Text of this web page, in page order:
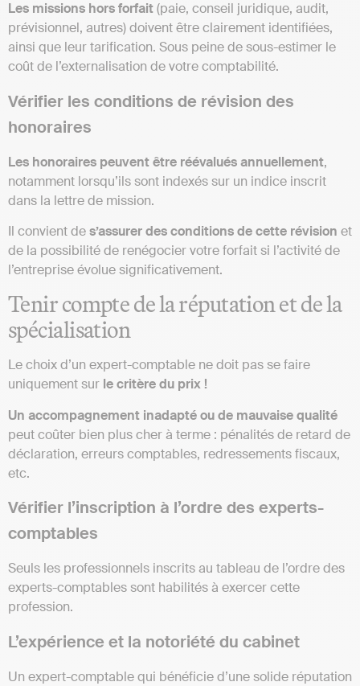
Les missions hors forfait(paie, conseil juridique, audit,
prévisionnel, autres) doivent être clairement identifiées,
ainsi que leur tarification. Sous peine de sous-estimer le
coût de l’externalisation de votre comptabilité.
Vérifier les conditions de révision des
honoraires
Les honoraires peuvent être réévalués annuellement,
notamment lorsqu’ils sont indexés sur un indice inscrit
dans la lettre de mission.
Il convient des’assurer des conditions de cette révision et
de la possibilité de renégocier votre forfait si l’activité de
l’entreprise évolue significativement.
Tenir compte de la réputation et de la
spécialisation
Le choix d’un expert-comptable ne doit pas se faire
uniquement sur le critère du prix !
Un accompagnement inadapté ou de mauvaise qualité
peut coûter bien plus cher à terme : pénalités de retard de
déclaration, erreurs comptables, redressements fiscaux,
etc.
Vérifier l’inscription à l’ordre des experts-
comptables
Seuls les professionnels inscrits au tableau de l’ordre des
experts-comptables sont habilités à exercer cette
profession.
L’expérience et la notoriété du cabinet
Un expert-comptable qui bénéficie d’une solide réputation